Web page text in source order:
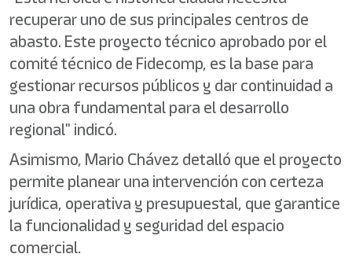
recuperar uno de sus principales centros de
abasto. Este proyecto técnico aprobado por el
comité técnico de Fidecomp, es la base para
gestionar recursos públicos y dar continuidad a
una obra fundamental para el desarrollo
regional" indicó.
Asimismo, Mario Chávez detalló que el proyecto
permite planear una intervención con certeza
jurídica, operativa y presupuestal, que garantice
la funcionalidad y seguridad del espacio
comercial.